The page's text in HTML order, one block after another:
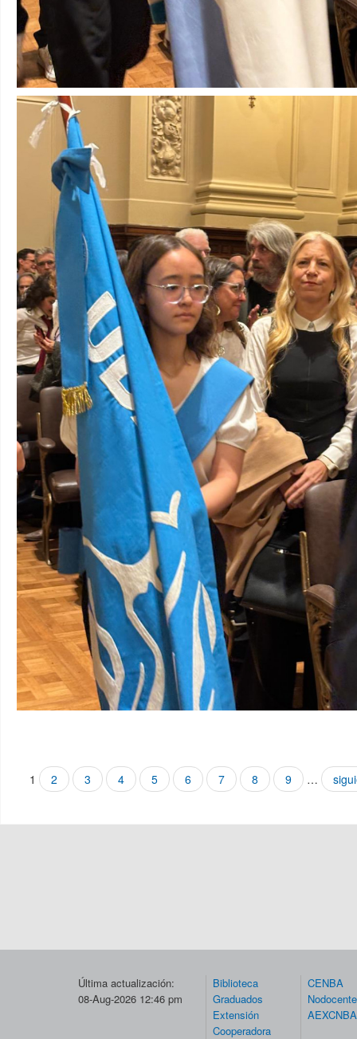
Páginas
1 2 3 4 5 6 7 8 9 …
Última actualización:
08-Aug-2026 12:46 pm
Biblioteca
Graduados
Extensión
Cooperadora
CENBA
AEXCNBA